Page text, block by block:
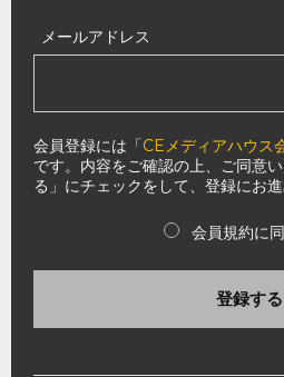
メールアドレス
会員登録には「CEメディアハウス
です。内容をご確認の上、ご同意
る」にチェックをして、登録にお進
会員規約に
登録する